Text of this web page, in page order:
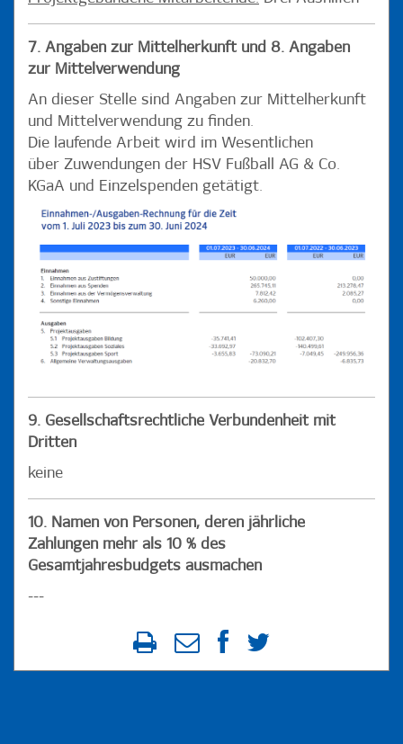
7. Angaben zur Mittelherkunft und 8. Angaben
zur Mittelverwendung
An dieser Stelle sind Angaben zur Mittelherkunft
und Mittelverwendung zu finden.
Die laufende Arbeit wird im Wesentlichen
über Zuwendungen der HSV Fußball AG & Co.
KGaA und Einzelspenden getätigt.
9. Gesellschaftsrechtliche Verbundenheit mit
Dritten
keine
10. Namen von Personen, deren jährliche
Zahlungen mehr als 10 % des
Gesamtjahresbudgets ausmachen
---